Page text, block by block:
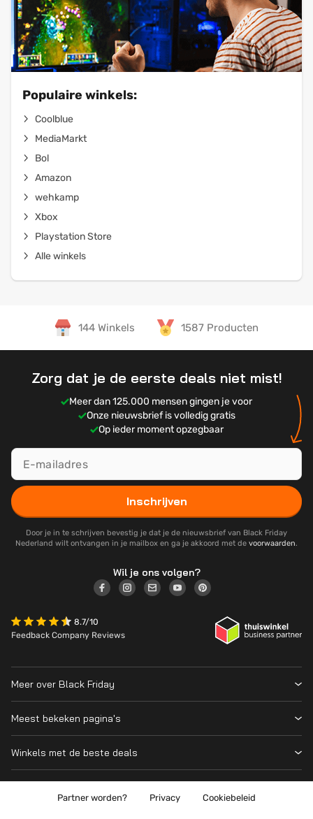
Populaire winkels:
Coolblue
MediaMarkt
Bol
Amazon
wehkamp
Xbox
Playstation Store
Alle winkels
144 Winkels 1587 Producten
Zorg dat je de eerste deals niet mist!
Meer dan 125.000 mensen gingen je voor
Onze nieuwsbrief is volledig gratis
Op ieder moment opzegbaar
Inschrijven
Door je in te schrijven bevestig je dat je de nieuwsbrief van Black Friday
Nederland wilt ontvangen in je mailbox en ga je akkoord met de voorwaarden.
Wil je ons volgen?
8.7/10
Feedback Company Reviews
Meer over Black Friday
Wanneer is Black Friday?
Cyber Monday 2026
Over ons
Meest bekeken pagina's
Prijsvergelijker
Winkels met de beste deals
Partner worden? Privacy Cookiebeleid